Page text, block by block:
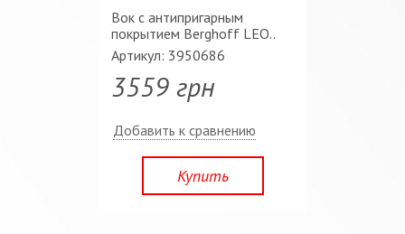
Вок c антипригарным
покрытием Berghoff LEO..
Артикул: 3950686
3559 грн
Добавить к сравнению
Купить